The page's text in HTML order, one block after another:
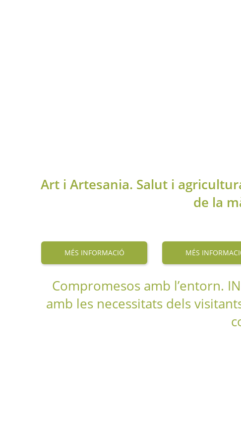
Art i Artesania. Salut i
de la
MÉS INFORMACIÓ MÉS
Compromesos amb l’entorn.
amb les necessitats dels